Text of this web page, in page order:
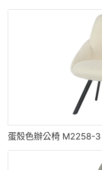
蛋殼色辦公椅 M2258-3